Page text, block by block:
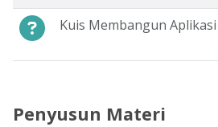
Kuis Membangun Aplikasi
Penyusun Materi